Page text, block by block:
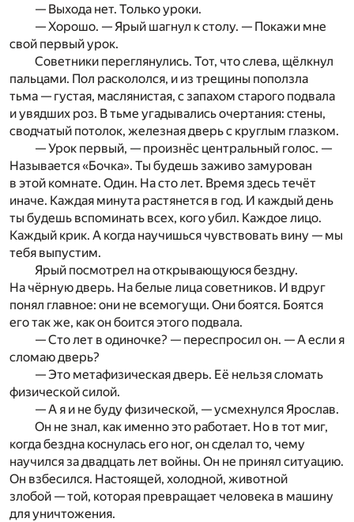
— Выхода нет. Только уроки.
— Хорошо. — Ярый шагнул к столу. — Покажи мне
свой первый урок.
Советники переглянулись. Тот, что слева, щёлкнул
пальцами. Пол раскололся, и из трещины поползла
тьма — густая, маслянистая, с запахом старого подвала
и увядших роз. В тьме угадывались очертания: стены,
сводчатый потолок, железная дверь с круглым глазком.
— Урок первый, — произнёс центральный голос. —
Называется «Бочка». Ты будешь заживо замурован
в этой комнате. Один. На сто лет. Время здесь течёт
иначе. Каждая минута растянется в год. И каждый день
ты будешь вспоминать всех, кого убил. Каждое лицо.
Каждый крик. А когда научишься чувствовать вину — мы
тебя выпустим.
Ярый посмотрел на открывающуюся бездну.
На чёрную дверь. На белые лица советников. И вдруг
понял главное: они не всемогущи. Они боятся. Боятся
его так же, как он боится этого подвала.
— Сто лет в одиночке? — переспросил он. — А если я
сломаю дверь?
— Это метафизическая дверь. Её нельзя сломать
физической силой.
— А я и не буду физической, — усмехнулся Ярослав.
Он не знал, как именно это работает. Но в тот миг,
когда бездна коснулась его ног, он сделал то, чему
научился за двадцать лет войны. Он не принял ситуацию.
Он взбесился. Настоящей, холодной, животной
злобой — той, которая превращает человека в машину
для уничтожения.